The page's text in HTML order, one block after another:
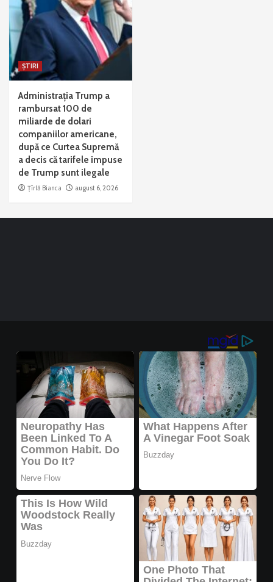
ȘTIRI
Administrația Trump a
rambursat 100 de
miliarde de dolari
companiilor americane,
după ce Curtea Supremă
a decis că tarifele impuse
de Trump sunt ilegale
Țîrlă Bianca august 6, 2026